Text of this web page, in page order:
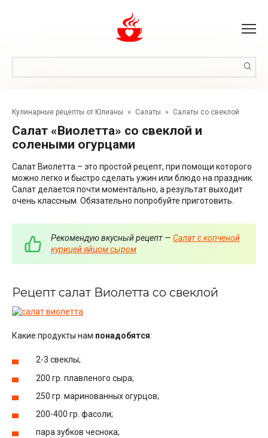
Кулинарные рецепты от Юлианы » Салаты » Салаты со свеклой
Салат «Виолетта» со свеклой и
солеными огурцами
Салат Виолетта – это простой рецепт, при помощи которого
можно легко и быстро сделать ужин или блюдо на праздник.
Салат делается почти моментально, а результат выходит
очень классным. Обязательно попробуйте приготовить.
Рекомендую вкусный рецепт — Салат с копченой
курицей яйцом сыром
Рецепт салат Виолетта со свеклой
Какие продукты нам понадобятся:
2-3 свеклы;
200 гр. плавленого сыра;
250 гр. маринованных огурцов;
200-400 гр. фасоли;
пара зубков чеснока;